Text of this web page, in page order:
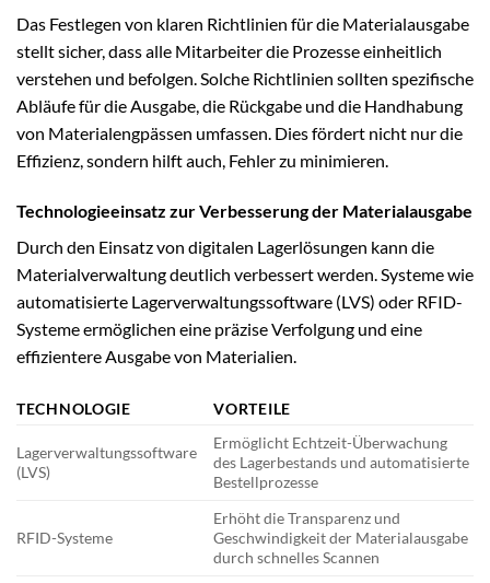
Das Festlegen von klaren Richtlinien für die Materialausgabe
stellt sicher, dass alle Mitarbeiter die Prozesse einheitlich
verstehen und befolgen. Solche Richtlinien sollten spezifische
Abläufe für die Ausgabe, die Rückgabe und die Handhabung
von Materialengpässen umfassen. Dies fördert nicht nur die
Effizienz, sondern hilft auch, Fehler zu minimieren.
Technologieeinsatz zur Verbesserung der Materialausgabe
Durch den Einsatz von digitalen Lagerlösungen kann die
Materialverwaltung deutlich verbessert werden. Systeme wie
automatisierte Lagerverwaltungssoftware (LVS) oder RFID-
Systeme ermöglichen eine präzise Verfolgung und eine
effizientere Ausgabe von Materialien.
TECHNOLOGIE VORTEILE
Lagerverwaltungssoftware
(LVS)
Ermöglicht Echtzeit-Überwachung
des Lagerbestands und automatisierte
Bestellprozesse
RFID-Systeme
Erhöht die Transparenz und
Geschwindigkeit der Materialausgabe
durch schnelles Scannen